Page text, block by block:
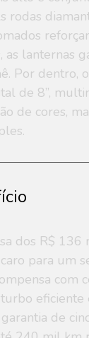
rodas
as lanternas
Por dentro,
de 8”,
de cores,
dos R$ 136
para um
com
eficiente
de